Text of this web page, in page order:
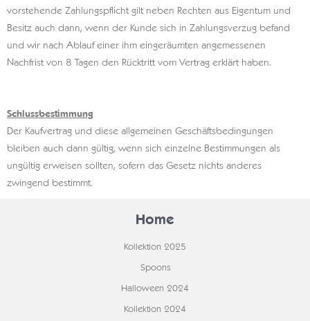
vorstehende Zahlungspflicht gilt neben Rechten aus Eigentum und
Besitz auch dann, wenn der Kunde sich in Zahlungsverzug befand
und wir nach Ablauf einer ihm eingeräumten angemessenen
Nachfrist von 8 Tagen den Rücktritt vom Vertrag erklärt haben.
Schlussbestimmung
Der Kaufvertrag und diese allgemeinen Geschäftsbedingungen
bleiben auch dann gültig, wenn sich einzelne Bestimmungen als
ungültig erweisen sollten, sofern das Gesetz nichts anderes
zwingend bestimmt.
Home
Kollektion 2025
Spoons
Halloween 2024
Kollektion 2024